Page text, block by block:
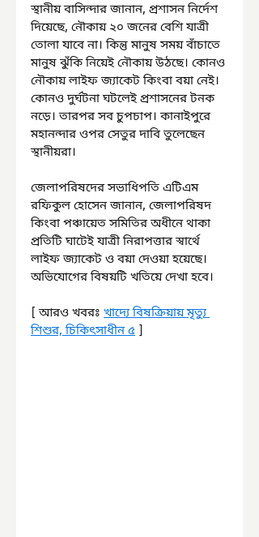
স্থানীয় বাসিন্দার জানান, প্রশাসন নির্দেশ
দিয়েছে, নৌকায় ২০ জনের বেশি যাত্রী
তোলা যাবে না। কিন্তু মানুষ সময় বাঁচাতে
মানুষ ঝুঁকি নিয়েই নৌকায় উঠছে। কোনও
নৌকায় লাইফ জ্যাকেট কিংবা বয়া নেই।
কোনও দুর্ঘটনা ঘটলেই প্রশাসনের টনক
নড়ে। তারপর সব চুপচাপ। কানাইপুরে
মহানন্দার ওপর সেতুর দাবি তুলেছেন
স্থানীয়রা।
জেলাপরিষদের সভাধিপতি এটিএম
রফিকুল হোসেন জানান, জেলাপরিষদ
কিংবা পঞ্চায়েত সমিতির অধীনে থাকা
প্রতিটি ঘাটেই যাত্রী নিরাপত্তার স্বার্থে
লাইফ জ্যাকেট ও বয়া দেওয়া হয়েছে।
অভিযোগের বিষয়টি খতিয়ে দেখা হবে।
[ আরও খবরঃ খাদ্যে বিষক্রিয়ায় মৃত্যু
শিশুর, চিকিৎসাধীন ৫ ]